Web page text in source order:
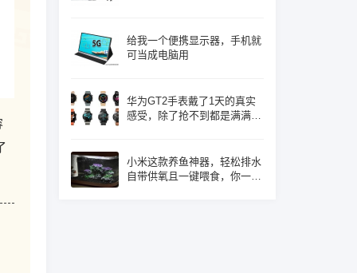
给我一个便携显示器，手机就
可当成电脑用
华为GT2手表戴了1天的真实
感受，除了抢不到都是满满的
小米这款养鱼神器，轻松排水
自带供氧且一键喂食，你一定